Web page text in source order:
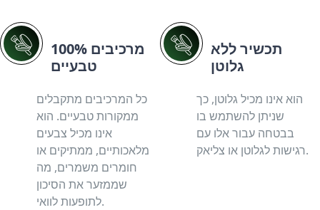
100% מרכיבים
טבעיים
כל המרכיבים מתקבלים
ממקורות טבעיים. הוא
אינו מכיל צבעים
מלאכותיים, ממתיקים או
חומרים משמרים, מה
שממזער את הסיכון
לתופעות לוואי.
תכשיר ללא
גלוטן
הוא אינו מכיל גלוטן, כך
שניתן להשתמש בו
בבטחה עבור אלו עם
רגישות לגלוטן או צליאק.